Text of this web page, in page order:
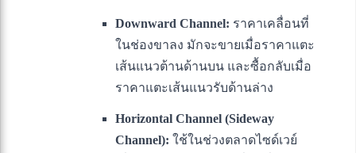
Downward Channel: ราคาเคลื่อนที่
ในช่องขาลง มักจะขายเมื่อราคาแตะ
เส้นแนวต้านด้านบน และซื้อกลับเมื่อ
ราคาแตะเส้นแนวรับด้านล่าง
Horizontal Channel (Sideway
Channel): ใช้ในช่วงตลาดไซด์เวย์